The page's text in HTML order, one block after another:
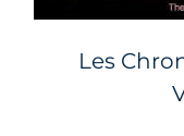
Les